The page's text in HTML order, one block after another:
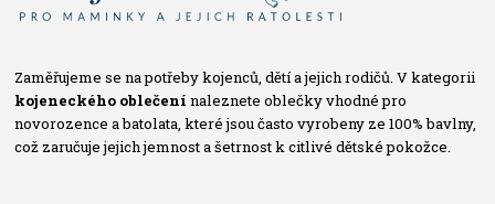
Zaměřujeme se na potřeby kojenců, dětí a jejich rodičů. V kategorii
kojeneckého oblečení naleznete oblečky vhodné pro
novorozence a batolata, které jsou často vyrobeny ze 100% bavlny,
což zaručuje jejich jemnost a šetrnost k citlivé dětské pokožce.